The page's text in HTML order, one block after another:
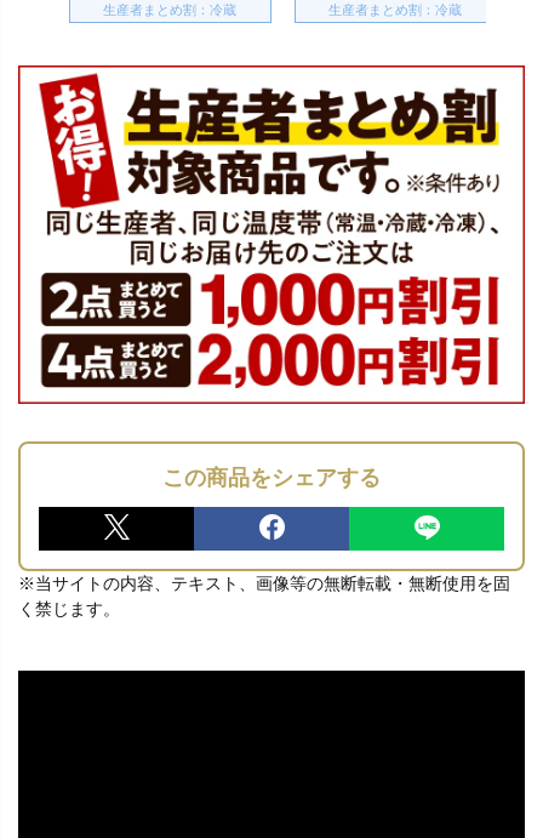
生産者まとめ割：冷蔵 生産者まとめ割：冷蔵
この商品をシェアする
※当サイトの内容、テキスト、画像等の無断転載・無断使用を固
く禁じます。